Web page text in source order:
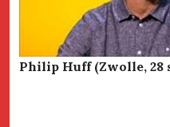
Philip Huff (Zwolle, 28